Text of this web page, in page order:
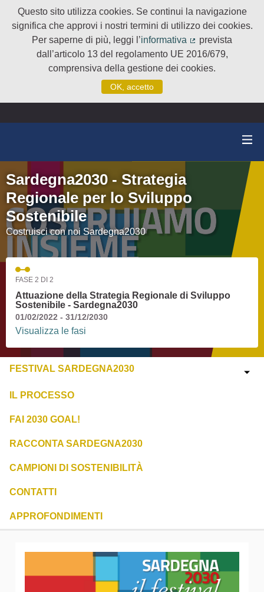
Questo sito utilizza cookies. Se continui la navigazione
significa che approvi i nostri termini di utilizzo dei cookies.
Per saperne di più, leggi l’informativa
(Collegamento
prevista
dall’articolo 13 del regolamento UE 2016/679,
comprensiva della gestione dei cookies.
OK, accetto
Sardegna2030 - Strategia
Regionale per lo Sviluppo
Sostenibile
Costruisci con noi Sardegna2030
FASE 2 DI 2
Attuazione della Strategia Regionale di Sviluppo
Sostenibile - Sardegna2030
01/02/2022 - 31/12/2030
Visualizza le fasi
FESTIVAL SARDEGNA2030
IL PROCESSO
FAI 2030 GOAL!
RACCONTA SARDEGNA2030
CAMPIONI DI SOSTENIBILITÀ
CONTATTI
APPROFONDIMENTI